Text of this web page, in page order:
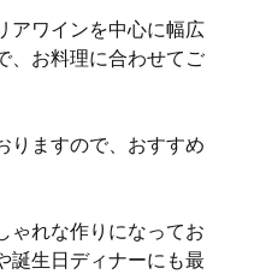
アワインを中心に幅広
、お料理に合わせてご
りますので、おすすめ
ゃれな作りになってお
誕生日ディナーにも最